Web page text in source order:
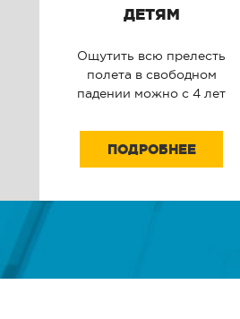
ДЕТЯМ
Ощутить всю прелесть
полета в свободном
падении можно с 4 лет
ПОДРОБНЕЕ